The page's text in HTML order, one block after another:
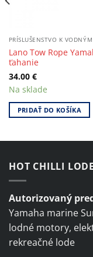
Lano Tow Rope
ťahanie
34.00 €
Na sklade
PRIDAŤ DO KOŠÍKA
HOT CHILLI LODE
Autorizovaný
Yamaha marine
lodné motory,
rekreačné lode